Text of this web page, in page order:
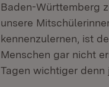
Baden-Württemberg
unsere
kennenzulernen, ist
Menschen gar nicht
Tagen wichtiger denn